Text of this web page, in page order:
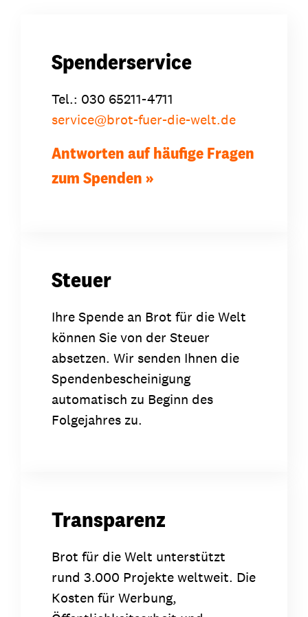
Spenderservice
Tel.: 030 65211-4711
service@brot-fuer-die-welt.de
Antworten auf häufige Fragen
zum Spenden
Steuer
Ihre Spende an Brot für die Welt
können Sie von der Steuer
absetzen. Wir senden Ihnen die
Spendenbescheinigung
automatisch zu Beginn des
Folgejahres zu.
Transparenz
Brot für die Welt unterstützt
rund 3.000 Projekte weltweit. Die
Kosten für Werbung,